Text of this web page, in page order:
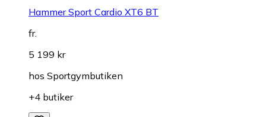
Hammer Sport Cardio XT6 BT
fr.
5 199 kr
hos Sportgymbutiken
+4 butiker